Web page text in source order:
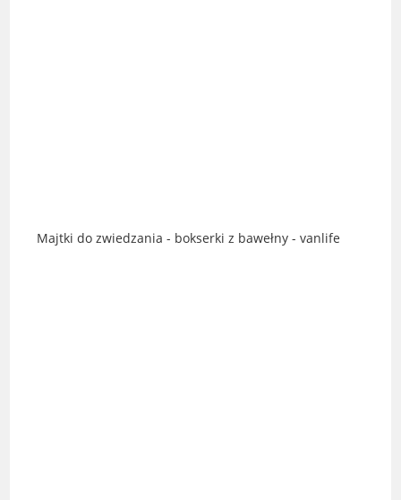
Majtki do zwiedzania - bokserki z bawełny - vanlife